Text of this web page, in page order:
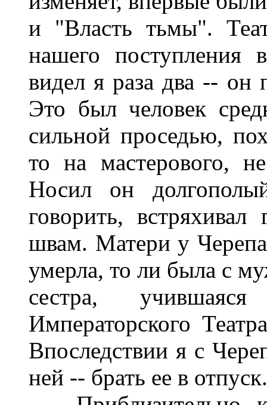
и "Власть тьмы".
нашего поступления
видел я раза два -- он
Это был человек
сильной проседью,
то на мастерового,
Носил он
говорить,
швам. Матери у
умерла, то ли была с
сестра,
Императорского
Впоследствии я с
ней -- брать ее в отпуск.